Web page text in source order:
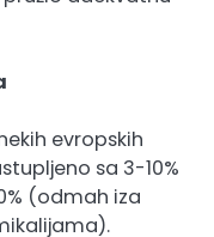
evropskih
sa 3-10%
(odmah iza